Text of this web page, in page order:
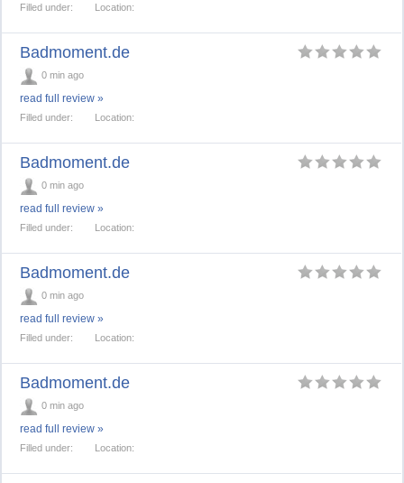
Filled under: Location:
Badmoment.de
0 min ago
read full review »
Filled under: Location:
Badmoment.de
0 min ago
read full review »
Filled under: Location:
Badmoment.de
0 min ago
read full review »
Filled under: Location:
Badmoment.de
0 min ago
read full review »
Filled under: Location: